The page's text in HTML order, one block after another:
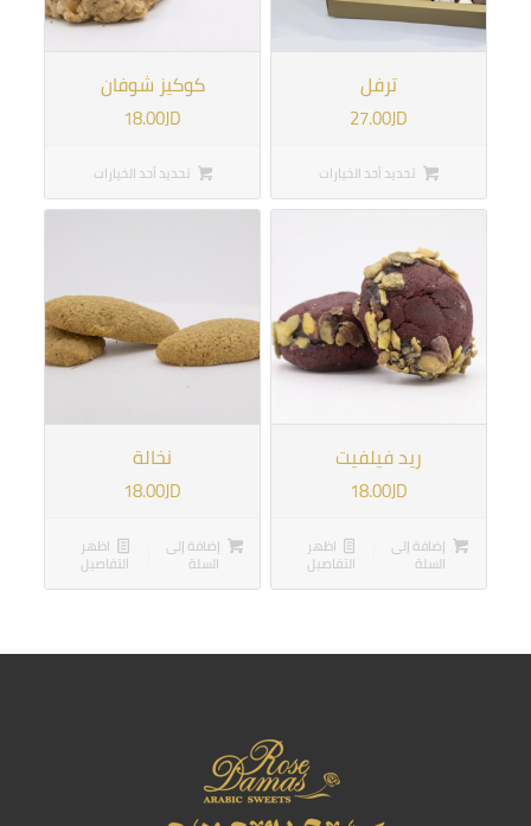
ترفل
27.00JD
تحديد أحد الخيارات
كوكيز شوفان
18.00JD
تحديد أحد الخيارات
ريد فيلفيت
18.00JD
إضافة إلى
السلة
اظهر
التفاصيل
نخالة
18.00JD
إضافة إلى
السلة
اظهر
التفاصيل